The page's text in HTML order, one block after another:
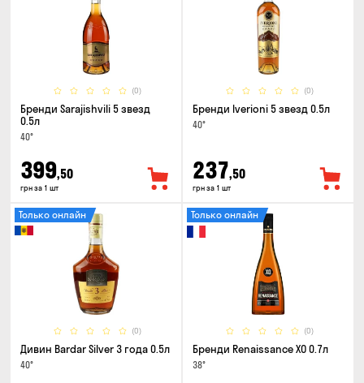
(0)
Бренди Sarajishvili 5 звезд
0.5л
40°
399,50
грн за 1 шт
(0)
Бренди Iverioni 5 звезд 0.5л
40°
237,50
грн за 1 шт
(0)
Только онлайн
Дивин Bardar Silver 3 года 0.5л
40°
(0)
Только онлайн
Бренди Renaissance XO 0.7л
38°